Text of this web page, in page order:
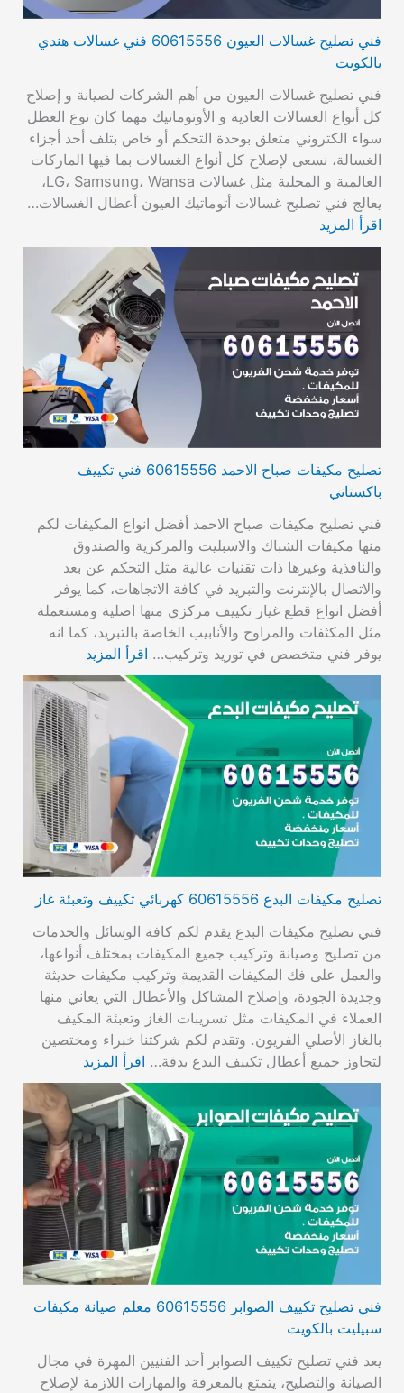
فني تصليح غسالات العيون 60615556 فني غسالات هندي
بالكويت
فني تصليح غسالات العيون من أهم الشركات لصيانة و إصلاح
كل أنواع الغسالات العادية و الأوتوماتيك مهما كان نوع العطل
سواء الكتروني متعلق بوحدة التحكم أو خاص بتلف أحد أجزاء
الغسالة، نسعى لإصلاح كل أنواع الغسالات بما فيها الماركات
العالمية و المحلية مثل غسالات LG، Samsung، Wansa،
يعالج فني تصليح غسالات أتوماتيك العيون أعطال الغسالات…
اقرأ المزيد
تصليح مكيفات صباح الاحمد 60615556 فني تكييف
باكستاني
فني تصليح مكيفات صباح الاحمد أفضل انواع المكيفات لكم
منها مكيفات الشباك والاسبليت والمركزية والصندوق
والنافذية وغيرها ذات تقنيات عالية مثل التحكم عن بعد
والاتصال بالإنترنت والتبريد في كافة الاتجاهات، كما يوفر
أفضل انواع قطع غيار تكييف مركزي منها اصلية ومستعملة
مثل المكثفات والمراوح والأنابيب الخاصة بالتبريد، كما انه
يوفر فني متخصص في توريد وتركيب… اقرأ المزيد
تصليح مكيفات البدع 60615556 كهربائي تكييف وتعبئة غاز
فني تصليح مكيفات البدع يقدم لكم كافة الوسائل والخدمات
من تصليح وصيانة وتركيب جميع المكيفات بمختلف أنواعها،
والعمل على فك المكيفات القديمة وتركيب مكيفات حديثة
وجديدة الجودة، وإصلاح المشاكل والأعطال التي يعاني منها
العملاء في المكيفات مثل تسريبات الغاز وتعبئة المكيف
بالغاز الأصلي الفريون. وتقدم لكم شركتنا خبراء ومختصين
لتجاوز جميع أعطال تكييف البدع بدقة… اقرأ المزيد
فني تصليح تكييف الصوابر 60615556 معلم صيانة مكيفات
سبيليت بالكويت
يعد فني تصليح تكييف الصوابر أحد الفنيين المهرة في مجال
الصيانة والتصليح، يتمتع بالمعرفة والمهارات اللازمة لإصلاح